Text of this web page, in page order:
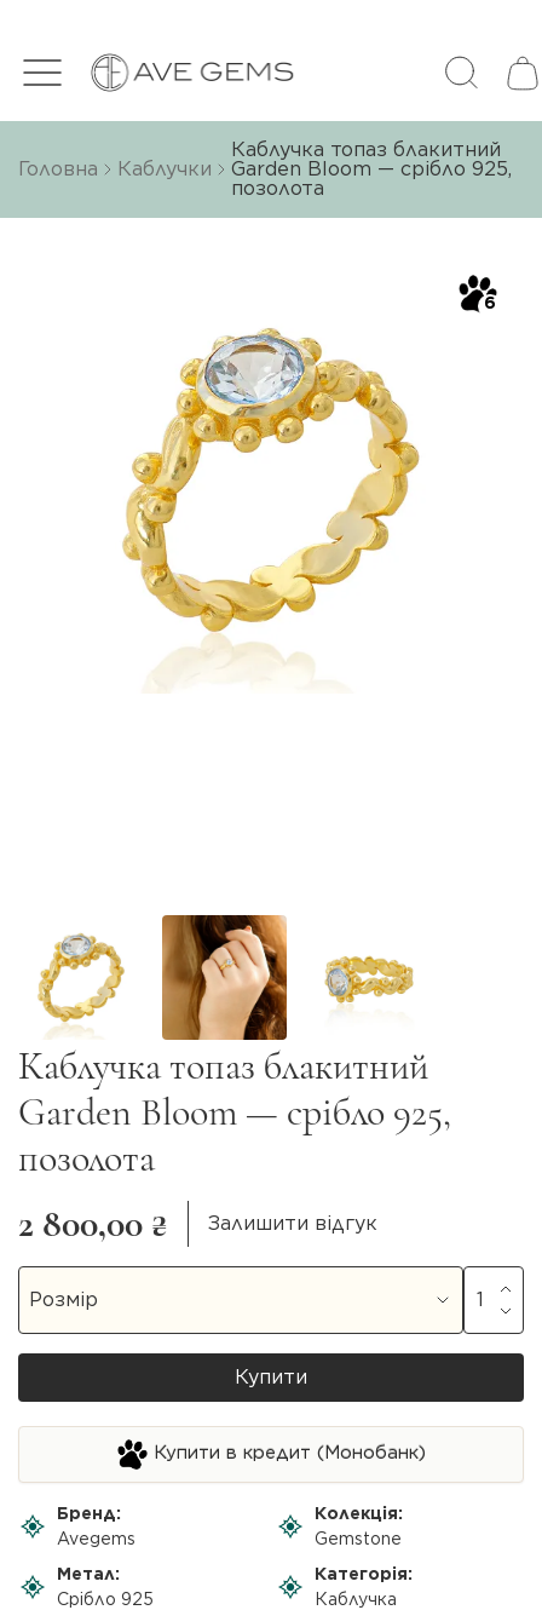
Головна Каблучки
Каблучка топаз блакитний
Garden Bloom — срібло 925,
позолота
6
Каблучка топаз блакитний
Garden Bloom — срібло 925,
позолота
2 800,00 ₴
Залишити відгук
Купити
Купити в кредит (Монобанк)
Бренд:
Avegems
Колекція:
Gemstone
Метал:
Срібло 925
Категорія:
Каблучка